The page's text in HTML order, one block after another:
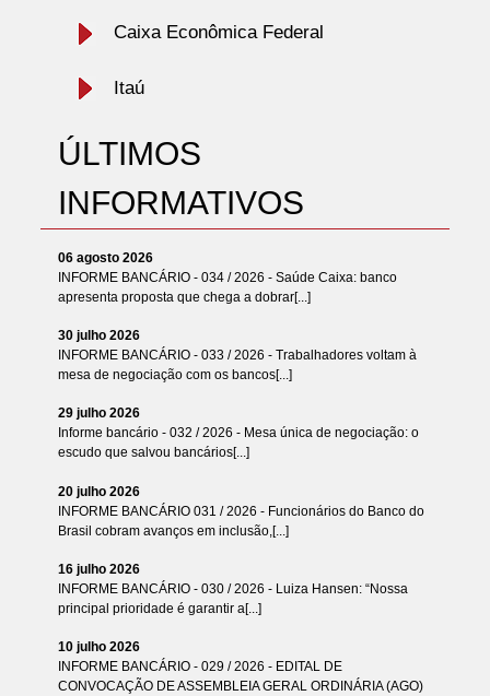
Caixa Econômica Federal
Itaú
ÚLTIMOS
INFORMATIVOS
06 agosto 2026
INFORME BANCÁRIO - 034 / 2026 - Saúde Caixa: banco
apresenta proposta que chega a dobrar[...]
30 julho 2026
INFORME BANCÁRIO - 033 / 2026 - Trabalhadores voltam à
mesa de negociação com os bancos[...]
29 julho 2026
Informe bancário - 032 / 2026 - Mesa única de negociação: o
escudo que salvou bancários[...]
20 julho 2026
INFORME BANCÁRIO 031 / 2026 - Funcionários do Banco do
Brasil cobram avanços em inclusão,[...]
16 julho 2026
INFORME BANCÁRIO - 030 / 2026 - Luiza Hansen: “Nossa
principal prioridade é garantir a[...]
10 julho 2026
INFORME BANCÁRIO - 029 / 2026 - EDITAL DE
CONVOCAÇÃO DE ASSEMBLEIA GERAL ORDINÁRIA (AGO)